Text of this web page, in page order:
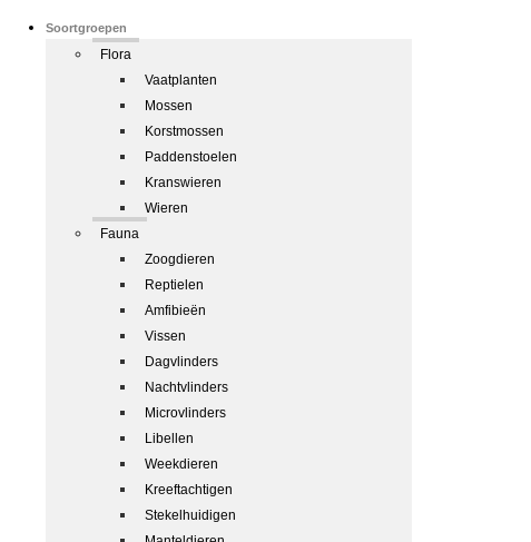
Soortgroepen
Flora
Vaatplanten
Mossen
Korstmossen
Paddenstoelen
Kranswieren
Wieren
Fauna
Zoogdieren
Reptielen
Amfibieën
Vissen
Dagvlinders
Nachtvlinders
Microvlinders
Libellen
Weekdieren
Kreeftachtigen
Stekelhuidigen